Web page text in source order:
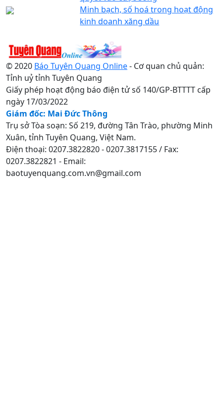
Minh bạch, số hoá trong hoạt động
kinh doanh xăng dầu
© 2020 Báo Tuyên Quang Online- Cơ quan chủ quản:
Tỉnh uỷ tỉnh Tuyên Quang
Giấy phép hoạt động báo điện tử số 140/GP-BTTTT cấp
ngày 17/03/2022
Giám đốc: Mai Đức Thông
Trụ sở Tòa soạn: Số 219, đường Tân Trào, phường Minh
Xuân, tỉnh Tuyên Quang, Việt Nam.
Điện thoại: 0207.3822820 - 0207.3817155 / Fax:
0207.3822821 - Email:
baotuyenquang.com.vn@gmail.com